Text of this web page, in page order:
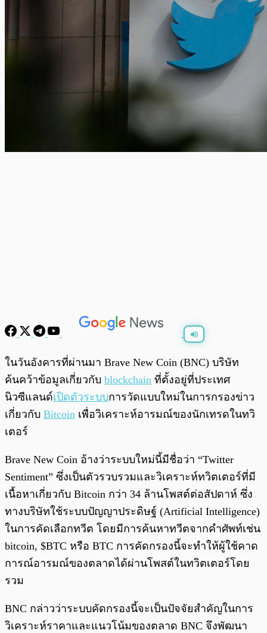
พร้อมเล่น / 0:00
ในวันอังคารที่ผ่านมา Brave New Coin (BNC) บริษัท
ค้นคว้าข้อมูลเกี่ยวกับ blockchain ที่ตั้งอยู่ที่ประเทศ
นิวซีแลนด์เปิดตัวระบบการวัดแบบใหม่ในการกรองข่าว
เกี่ยวกับ Bitcoin เพื่อวิเคราะห์อารมณ์ของนักเทรดในทวิ
เตอร์
Brave New Coin อ้างว่าระบบใหม่นี้มีชื่อว่า “Twitter
Sentiment” ซึ่งเป็นตัวรวบรวมและวิเคราะห์ทวิตเตอร์ที่มี
เนื้อหาเกี่ยวกับ Bitcoin กว่า 34 ล้านโพสต์ต่อสัปดาห์ ซึ่ง
ทางบริษัทใช้ระบบปัญญาประดิษฐ์ (Artificial Intelligence)
ในการคัดเลือกทวีต โดยมีการค้นหาทวีตจากคำศัพท์เช่น
bitcoin, $BTC หรือ BTC การคัดกรองนี้จะทำให้ผู้ใช้คาด
การณ์อารมณ์ของตลาดได้ผ่านโพสต์ในทวิตเตอร์โดย
รวม
BNC กล่าวว่าระบบคัดกรองนี้จะเป็นปัจจัยสำคัญในการ
วิเคราะห์ราคาและแนวโน้มของตลาด BNC จึงพัฒนา